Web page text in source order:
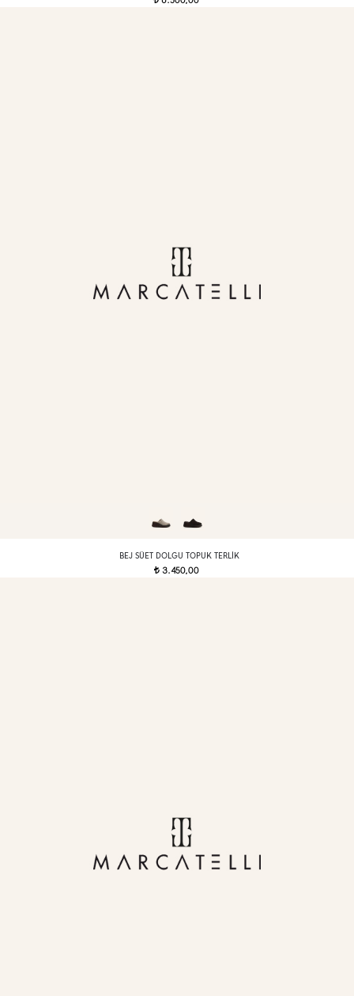
BEJ SÜET DOLGU TOPUK TERLIK
t3.450,00